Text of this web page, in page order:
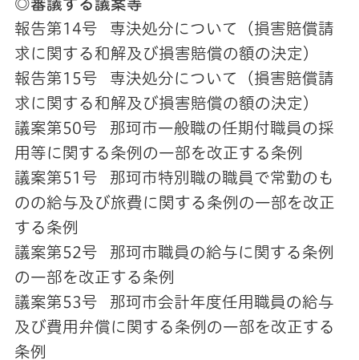
◎審議する議案等
報告第14号 専決処分について（損害賠償請
求に関する和解及び損害賠償の額の決定）
報告第15号 専決処分について（損害賠償請
求に関する和解及び損害賠償の額の決定）
議案第50号 那珂市一般職の任期付職員の採
用等に関する条例の一部を改正する条例
議案第51号 那珂市特別職の職員で常勤のも
のの給与及び旅費に関する条例の一部を改正
する条例
議案第52号 那珂市職員の給与に関する条例
の一部を改正する条例
議案第53号 那珂市会計年度任用職員の給与
及び費用弁償に関する条例の一部を改正する
条例